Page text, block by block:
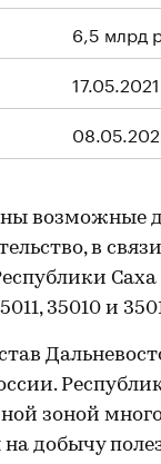
6,5 млрд
17.05.2021
возможные
в
35010 и
зоной
добычу